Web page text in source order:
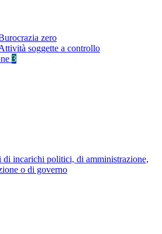
zero
soggette a controllo
3
di incarichi politici, di amministrazione,
o di governo